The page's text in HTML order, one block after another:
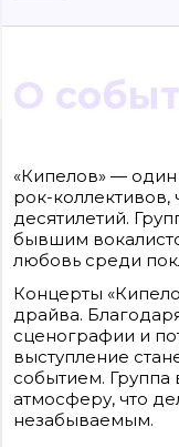
О
«Кипелов» —
рок-коллективов,
десятилетий.
бывшим
любовь среди
Концерты
драйва.
сценографии и
выступление
событием. Группа
атмосферу, что
незабываемым.
3906148636, КПП 390601001
Контакты редакции:
reklama@klops.ru. Афиша:
Адрес редакции и
оф. 2
Сетевое издание
решения о регистрации:
зарегистрировано
информационных
Учредитель: ООО
Фомченкова Кристина
Для